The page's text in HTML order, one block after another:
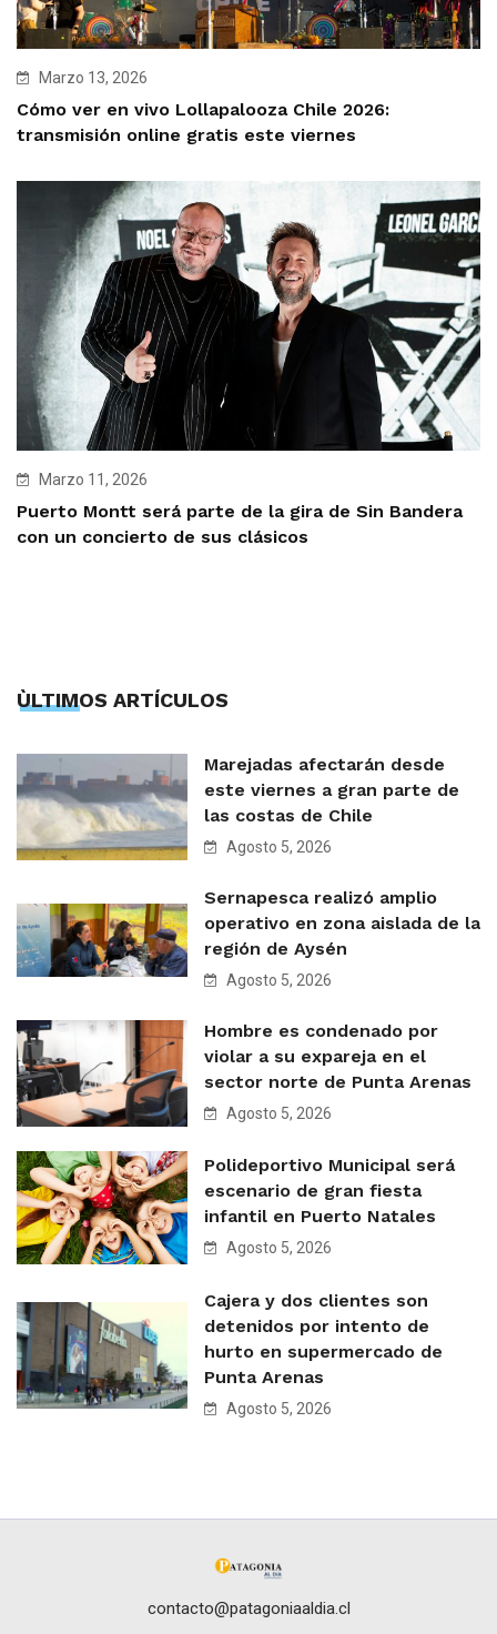
Marzo 13, 2026
Cómo ver en vivo Lollapalooza Chile 2026:
transmisión online gratis este viernes
Marzo 11, 2026
Puerto Montt será parte de la gira de Sin Bandera
con un concierto de sus clásicos
ÙLTIMOS ARTÍCULOS
Marejadas afectarán desde
este viernes a gran parte de
las costas de Chile
Agosto 5, 2026
Sernapesca realizó amplio
operativo en zona aislada de la
región de Aysén
Agosto 5, 2026
Hombre es condenado por
violar a su expareja en el
sector norte de Punta Arenas
Agosto 5, 2026
Polideportivo Municipal será
escenario de gran fiesta
infantil en Puerto Natales
Agosto 5, 2026
Cajera y dos clientes son
detenidos por intento de
hurto en supermercado de
Punta Arenas
Agosto 5, 2026
contacto@patagoniaaldia.cl